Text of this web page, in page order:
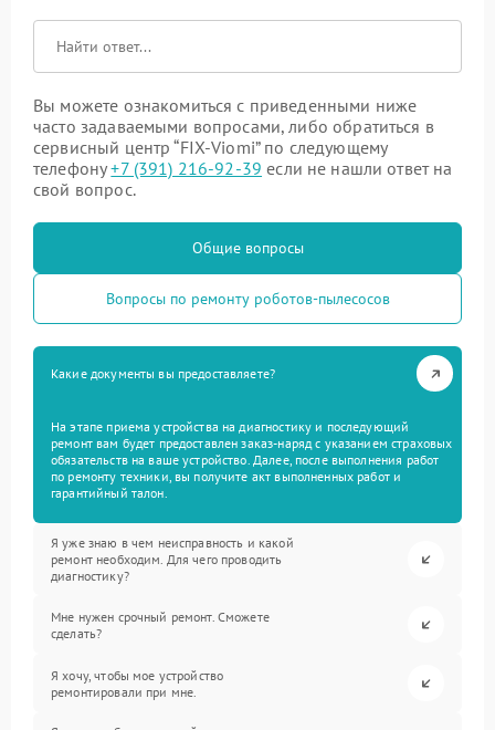
Вы можете ознакомиться с приведенными ниже
часто задаваемыми вопросами, либо обратиться в
сервисный центр “FIX-Viomi” по следующему
телефону+7 (391) 216-92-39 если не нашли ответ на
свой вопрос.
Общие вопросы
Вопросы по ремонту роботов-пылесосов
Какие документы вы предоставляете?
На этапе приема устройства на диагностику и последующий
ремонт вам будет предоставлен заказ-наряд с указанием страховых
обязательств на ваше устройство. Далее, после выполнения работ
по ремонту техники, вы получите акт выполненных работ и
гарантийный талон.
Я уже знаю в чем неисправность и какой
ремонт необходим. Для чего проводить
диагностику?
Мне нужен срочный ремонт. Сможете
сделать?
Я хочу, чтобы мое устройство
ремонтировали при мне.